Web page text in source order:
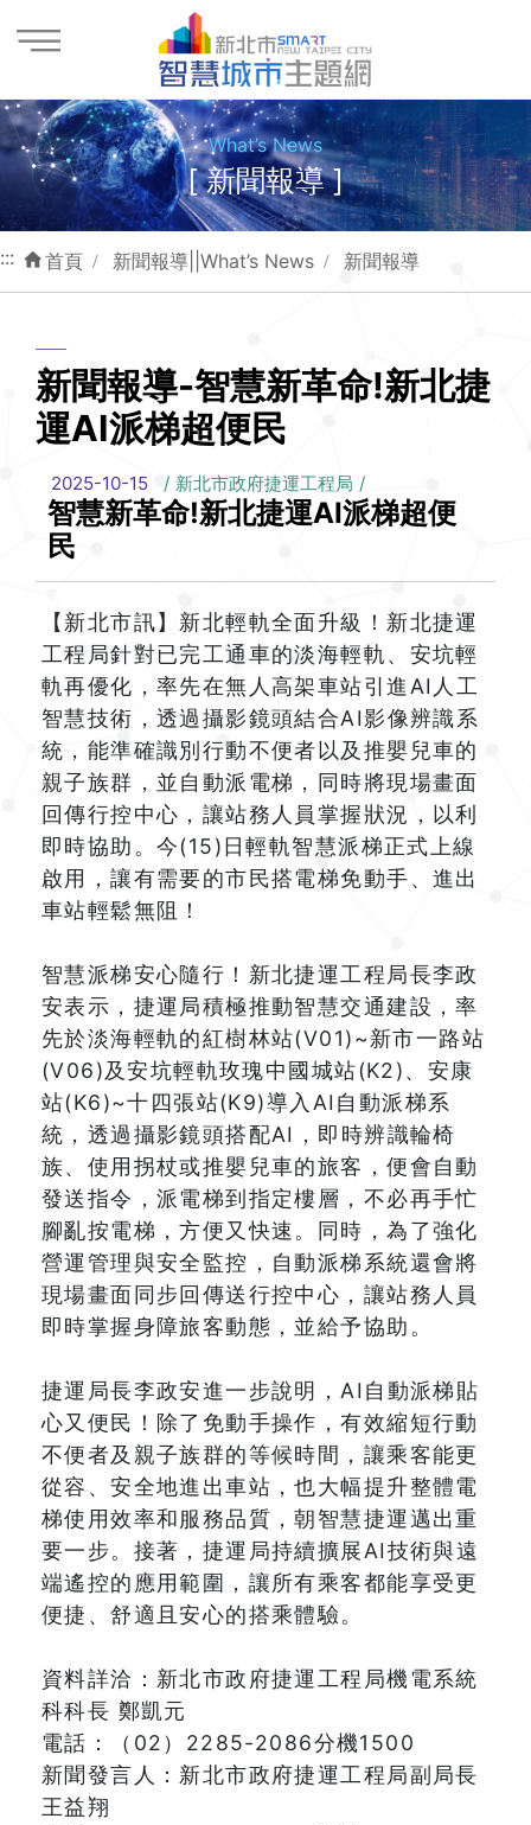
What’s News
[ 新聞報導 ]
::: 首頁 新聞報導||What’s News 新聞報導
新聞報導-智慧新革命!新北捷
運AI派梯超便民
2025-10-15 新北市政府捷運工程局
智慧新革命!新北捷運AI派梯超便
民
【新北市訊】新北輕軌全面升級！新北捷運
工程局針對已完工通車的淡海輕軌、安坑輕
軌再優化，率先在無人高架車站引進AI人工
智慧技術，透過攝影鏡頭結合AI影像辨識系
統，能準確識別行動不便者以及推嬰兒車的
親子族群，並自動派電梯，同時將現場畫面
回傳行控中心，讓站務人員掌握狀況，以利
即時協助。今(15)日輕軌智慧派梯正式上線
啟用，讓有需要的市民搭電梯免動手、進出
車站輕鬆無阻！
智慧派梯安心隨行！新北捷運工程局長李政
安表示，捷運局積極推動智慧交通建設，率
先於淡海輕軌的紅樹林站(V01)~新市一路站
(V06)及安坑輕軌玫瑰中國城站(K2)、安康
站(K6)~十四張站(K9)導入AI自動派梯系
統，透過攝影鏡頭搭配AI，即時辨識輪椅
族、使用拐杖或推嬰兒車的旅客，便會自動
發送指令，派電梯到指定樓層，不必再手忙
腳亂按電梯，方便又快速。同時，為了強化
營運管理與安全監控，自動派梯系統還會將
現場畫面同步回傳送行控中心，讓站務人員
即時掌握身障旅客動態，並給予協助。
捷運局長李政安進一步說明，AI自動派梯貼
心又便民！除了免動手操作，有效縮短行動
不便者及親子族群的等候時間，讓乘客能更
從容、安全地進出車站，也大幅提升整體電
梯使用效率和服務品質，朝智慧捷運邁出重
要一步。接著，捷運局持續擴展AI技術與遠
端遙控的應用範圍，讓所有乘客都能享受更
便捷、舒適且安心的搭乘體驗。
資料詳洽：新北市政府捷運工程局機電系統
科科長 鄭凱元
電話：（02）2285-2086分機1500
新聞發言人：新北市政府捷運工程局副局長
王益翔